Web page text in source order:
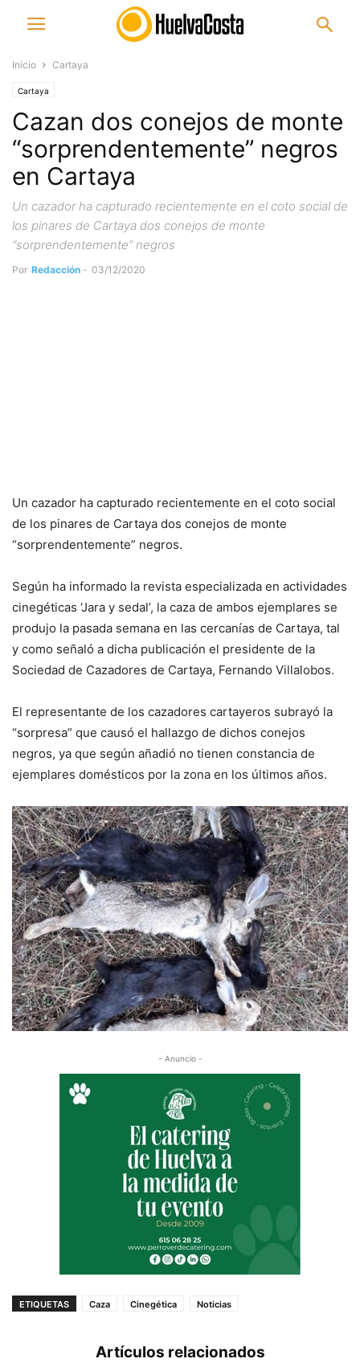
Inicio Cartaya
Cartaya
Cazan dos conejos de monte
“sorprendentemente” negros
en Cartaya
Un cazador ha capturado recientemente en el coto social de
los pinares de Cartaya dos conejos de monte
“sorprendentemente” negros
Por Redacción - 03/12/2020
Un cazador ha capturado recientemente en el coto social
de los pinares de Cartaya dos conejos de monte
“sorprendentemente” negros.
Según ha informado la revista especializada en actividades
cinegéticas ‘Jara y sedal’, la caza de ambos ejemplares se
produjo la pasada semana en las cercanías de Cartaya, tal
y como señaló a dicha publicación el presidente de la
Sociedad de Cazadores de Cartaya, Fernando Villalobos.
El representante de los cazadores cartayeros subrayó la
“sorpresa” que causó el hallazgo de dichos conejos
negros, ya que según añadió no tienen constancia de
ejemplares domésticos por la zona en los últimos años.
- Anuncio -
ETIQUETAS Caza Cinegética Noticias
Artículos relacionados